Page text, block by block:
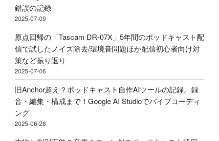
す
べ
き？
外
部
か
ら
Spotify
ビ
デ
オ
ポ
&
ポ
ッ
ド
キ
ャ
ス
ト
投
稿
–
Google
信・
ポ
ッ
ド
キ
ャ
ス
ト
用
マ
イ
ク
錯誤の記録
2025-07-09
原点回帰の「Tascam DR-07X」5年間のポッドキャスト配
信で試したノイズ除去/環境音問題ほか配信初心者向け対
策など振り返り
2025-07-06
旧Anchor超え？ポッドキャスト自作AIツールの記録。録
音・編集・構成まで！Google AI Studioでバイブコーディ
ング
2025-06-28